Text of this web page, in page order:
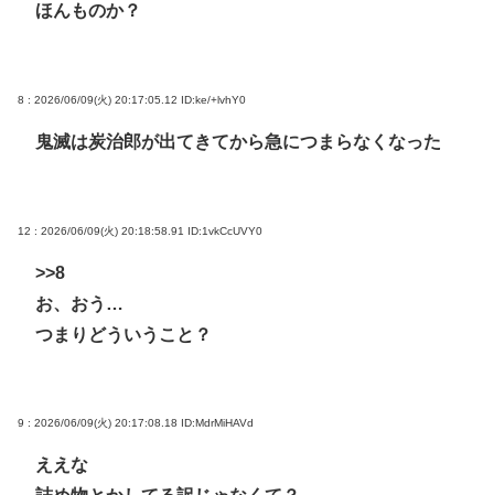
ほんものか？
8 : 2026/06/09(火) 20:17:05.12 ID:ke/+lvhY0
鬼滅は炭治郎が出てきてから急につまらなくなった
12 : 2026/06/09(火) 20:18:58.91 ID:1vkCcUVY0
>>8
お、おう…
つまりどういうこと？
9 : 2026/06/09(火) 20:17:08.18 ID:MdrMiHAVd
ええな